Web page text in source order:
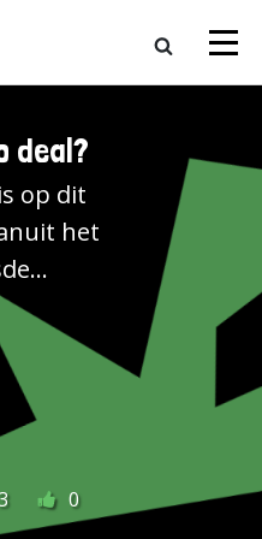
deal?
op dit
het
het over
vaak
Paniek is
de
0